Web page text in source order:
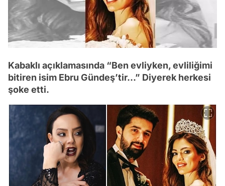
Kabaklı açıklamasında “Ben evliyken, evliliğimi
bitiren isim Ebru Gündeş’tir...” Diyerek herkesi
şoke etti.